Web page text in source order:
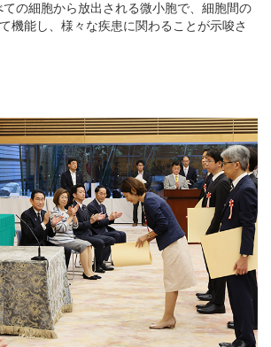
の細胞から放出される微小胞で、細胞間の
機能し、様々な疾患に関わることが示唆さ